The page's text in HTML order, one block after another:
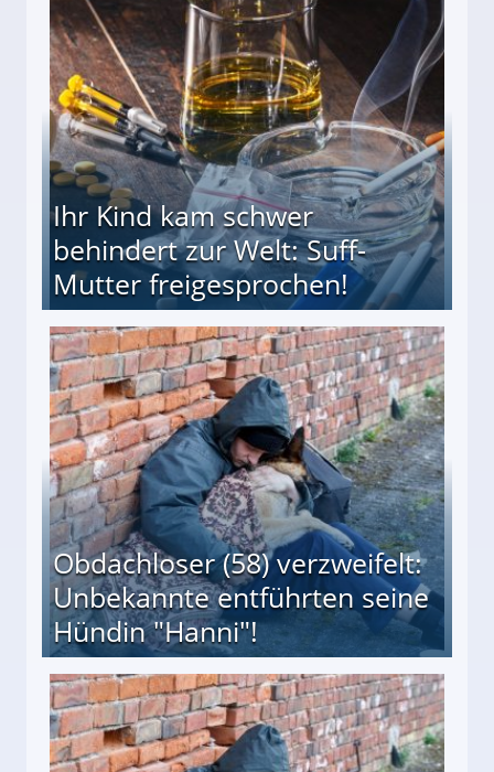
(34) in den finanziellen Ruin!
Ihr Kind kam schwer
behindert zur Welt: Suff-
Mutter freigesprochen!
Mutter freigesprochen!
Obdachloser (58) verzweifelt:
Unbekannte entführten seine
Hündin "Hanni"!
entführten seine Hündin "Hanni"!